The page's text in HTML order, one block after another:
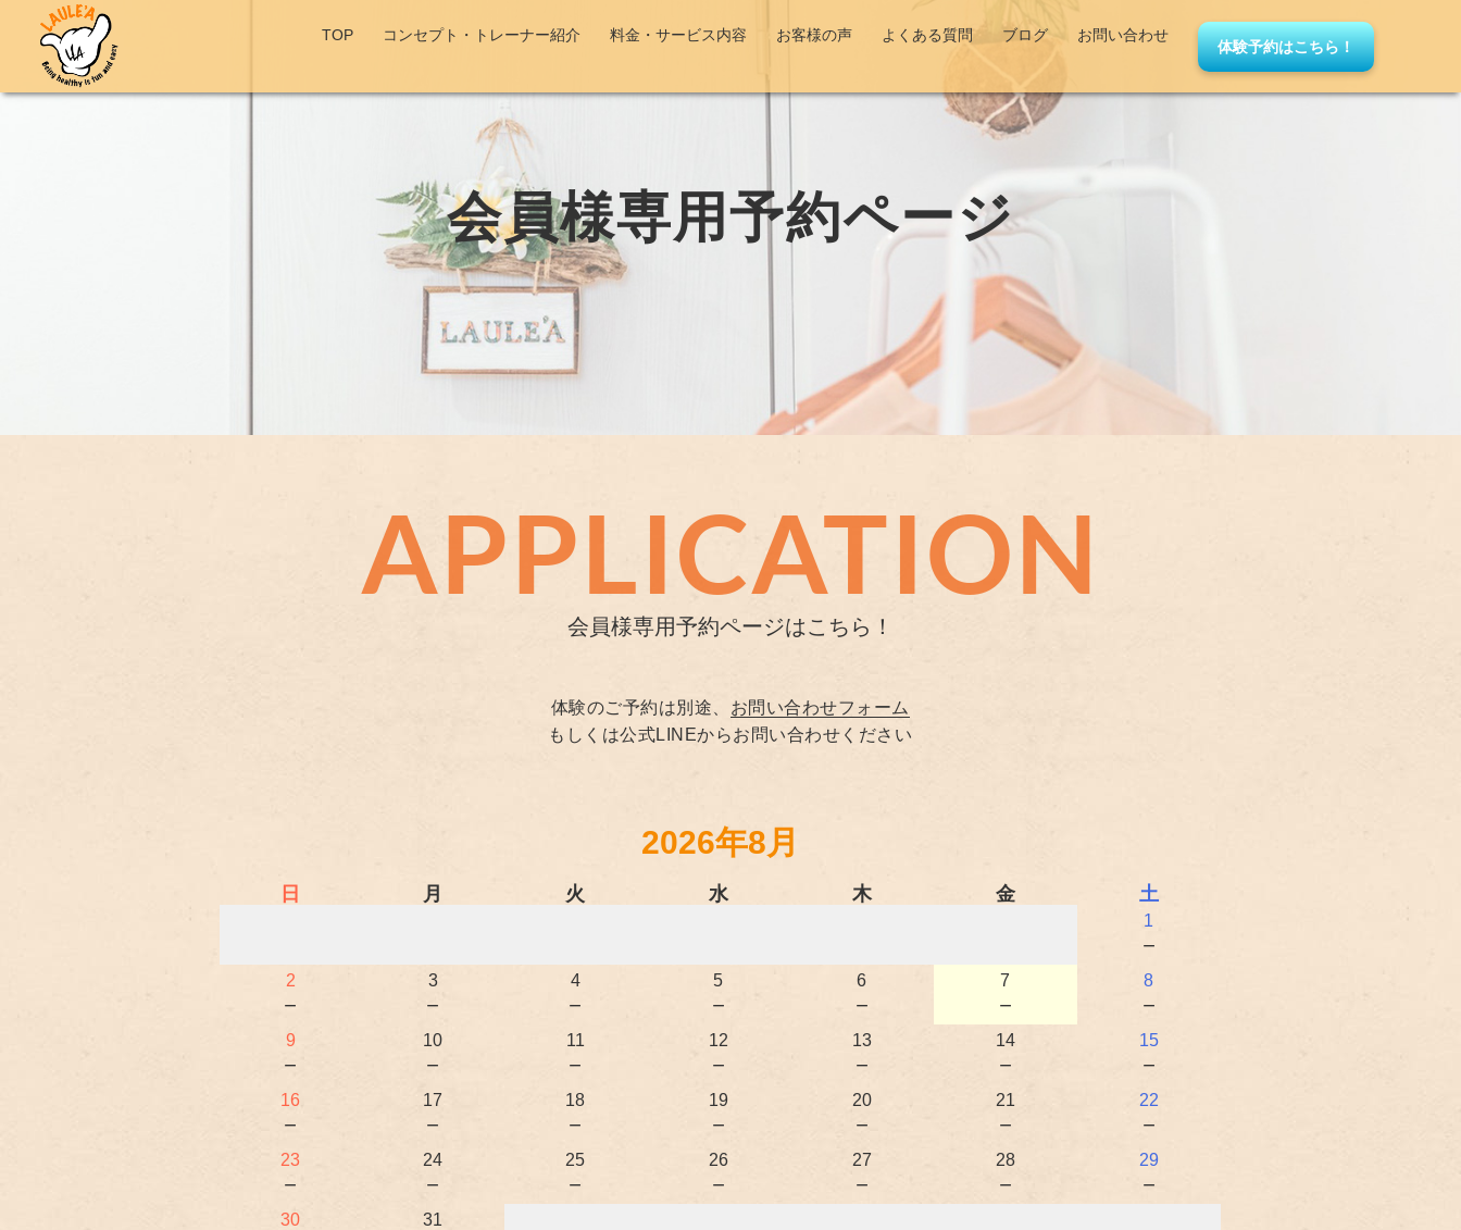
TOP コンセプト・トレーナー紹介 料金・サービス内容 お客様の声 よくある質問 ブログ お問い合わせ
体験予約はこちら！
会員様専用予約ページ
APPLICATION
会員様専用予約ページはこちら！
体験のご予約は別途、 お問い合わせフォーム
もしくは公式LINEからお問い合わせください
2026年8月
日 月 火 水 木 金 土
1
－
2
－
3
－
4
－
5
－
6
－
7
－
8
－
9
－
10
－
11
－
12
－
13
－
14
－
15
－
16
－
17
－
18
－
19
－
20
－
21
－
22
－
23
－
24
－
25
－
26
－
27
－
28
－
29
－
30 31